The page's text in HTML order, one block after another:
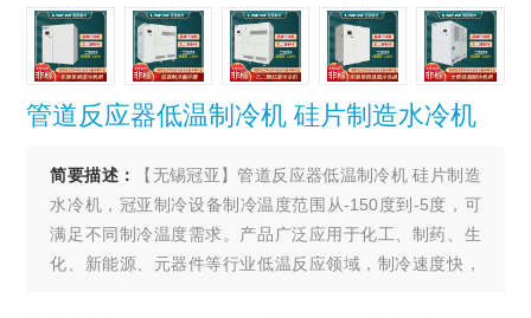
管道反应器低温制冷机 硅片制造水冷机
简要描述：
【无锡冠亚】管道反应器低温制冷机 硅片制造
水冷机，冠亚制冷设备制冷温度范围从-150度到-5度，可
满足不同制冷温度需求。产品广泛应用于化工、制药、生
化、新能源、元器件等行业低温反应领域，制冷速度快，